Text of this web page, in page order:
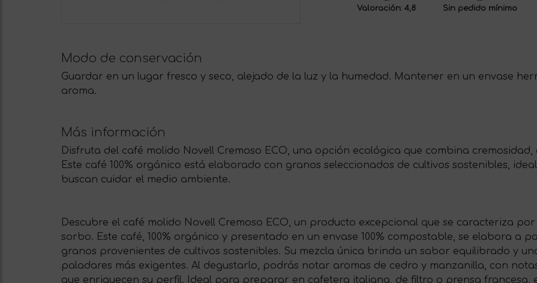
Valoración: 4,8 Sin pedido mínimo
Modo de conservación
Guardar en un lugar fresco y seco, alejado de la luz y la humedad. Mantener en un envase
aroma.
Más información
Disfruta del café molido Novell Cremoso ECO, una opción ecológica que combina
Este café 100% orgánico está elaborado con granos seleccionados de cultivos sostenibles,
buscan cuidar el medio ambiente.
Descubre el café molido Novell Cremoso ECO, un producto excepcional que se caracteriza
sorbo. Este café, 100% orgánico y presentado en un envase 100% compostable, se elabora a
granos provenientes de cultivos sostenibles. Su mezcla única brinda un sabor equilibrado y
paladares más exigentes. Al degustarlo, podrás notar aromas de cedro y manzanilla, con
que enriquecen su perfil. Ideal para preparar en cafetera italiana, de filtro o prensa